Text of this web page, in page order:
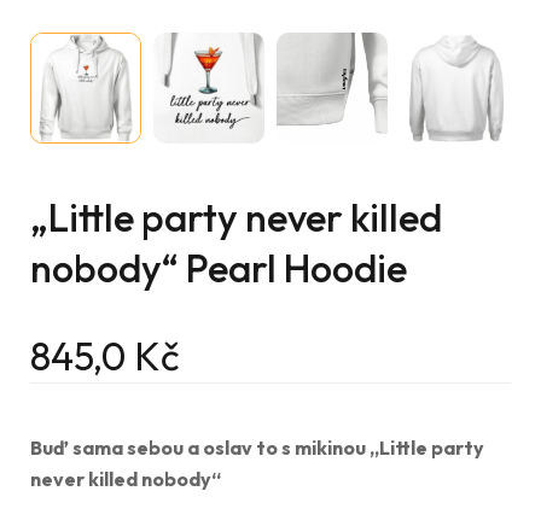
„Little party never killed
nobody“ Pearl Hoodie
845,0 Kč
Buď sama sebou a oslav to s mikinou „Little party
never killed nobody“